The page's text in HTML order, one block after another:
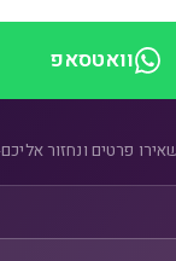
וואטסאפ
פרטים ונחזור אליכם